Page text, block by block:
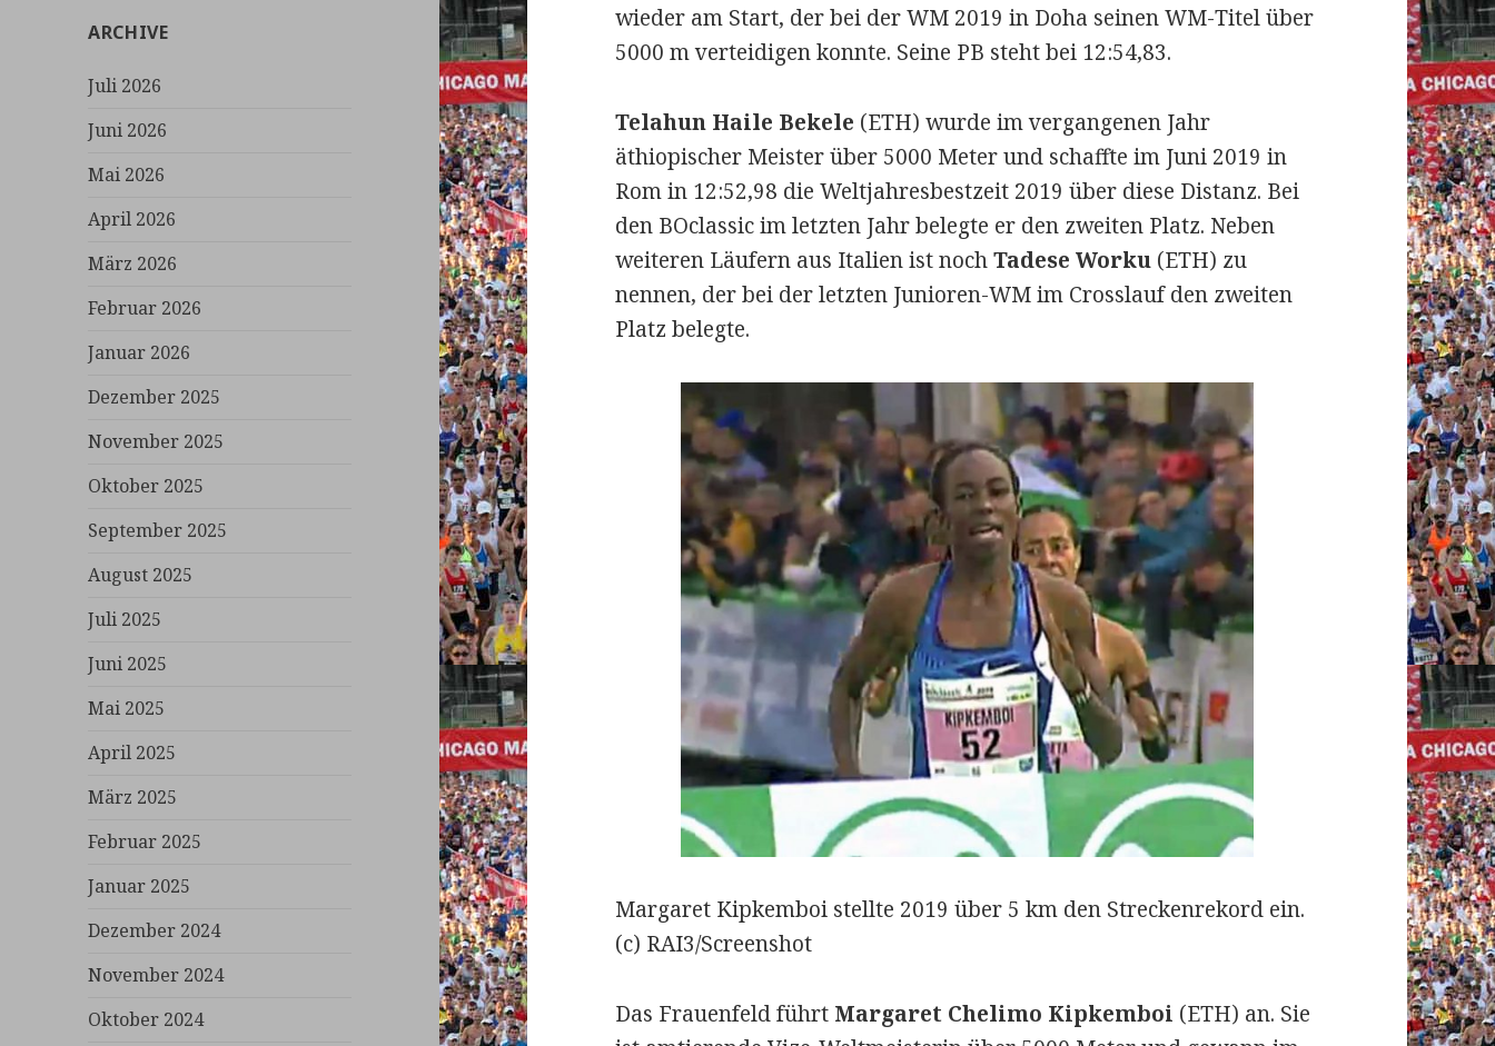
ARCHIVE
Juli 2026
Juni 2026
Mai 2026
April 2026
März 2026
Februar 2026
Januar 2026
Dezember 2025
November 2025
Oktober 2025
September 2025
August 2025
Juli 2025
Juni 2025
Mai 2025
April 2025
März 2025
Februar 2025
Januar 2025
Dezember 2024
November 2024
Oktober 2024
wieder am Start, der bei der WM 2019 in Doha seinen WM-Titel über
5000 m verteidigen konnte. Seine PB steht bei 12:54,83.
Telahun Haile Bekele (ETH) wurde im vergangenen Jahr
äthiopischer Meister über 5000 Meter und schaffte im Juni 2019 in
Rom in 12:52,98 die Weltjahresbestzeit 2019 über diese Distanz. Bei
den BOclassic im letzten Jahr belegte er den zweiten Platz. Neben
weiteren Läufern aus Italien ist nochTadese Worku (ETH) zu
nennen, der bei der letzten Junioren-WM im Crosslauf den zweiten
Platz belegte.
Margaret Kipkemboi stellte 2019 über 5 km den Streckenrekord ein.
(c) RAI3/Screenshot
Das Frauenfeld führt Margaret Chelimo Kipkemboi (ETH) an. Sie